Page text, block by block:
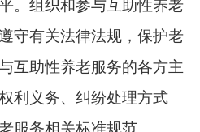
中国残联 全国老龄办